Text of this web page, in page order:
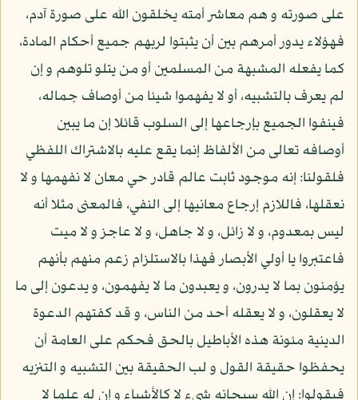
على صورته و هم معاشر أمته يخلقون الله على صورة آدم،
فهؤلاء يدور أمرهم بين أن يثبتوا لربهم جميع أحكام المادة،
كما يفعله المشبهة من المسلمين أو من يتلو تلوهم و إن
لم يعرف بالتشبيه، أو لا يفهموا شيئا من أوصاف جماله،
فينفوا الجميع بإرجاعها إلى السلوب قائلا إن ما يبين
أوصافه تعالى من الألفاظ إنما يقع عليه بالاشتراك اللفظي
فلقولنا: إنه موجود ثابت عالم قادر حي معان لا نفهمها و لا
نعقلها، فاللازم إرجاع معانيها إلى النفي، فالمعنى مثلا أنه
ليس بمعدوم، و لا زائل، و لا جاهل، و لا عاجز و لا ميت
فاعتبروا يا أولي الأبصار فهذا بالاستلزام زعم منهم بأنهم
يؤمنون بما لا يدرون، و يعبدون ما لا يفهمون، و يدعون إلى ما
لا يعقلون، و لا يعقله أحد من الناس، و قد كفتهم الدعوة
الدينية مئونة هذه الأباطيل بالحق فحكم على العامة أن
يحفظوا حقيقة القول و لب الحقيقة بين التشبيه و التنزيه
فيقولوا: إن الله سبحانه شيء لا كالأشياء و إن له علما لا